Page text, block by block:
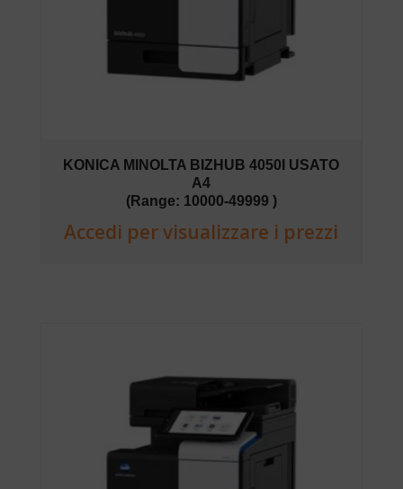
KONICA MINOLTA BIZHUB 4050I USATO
A4
(Range: 10000-49999 )
Accedi per visualizzare i prezzi